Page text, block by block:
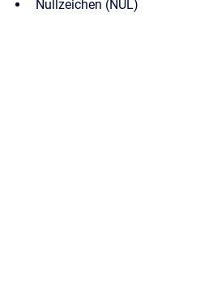
Nullzeichen (NUL)